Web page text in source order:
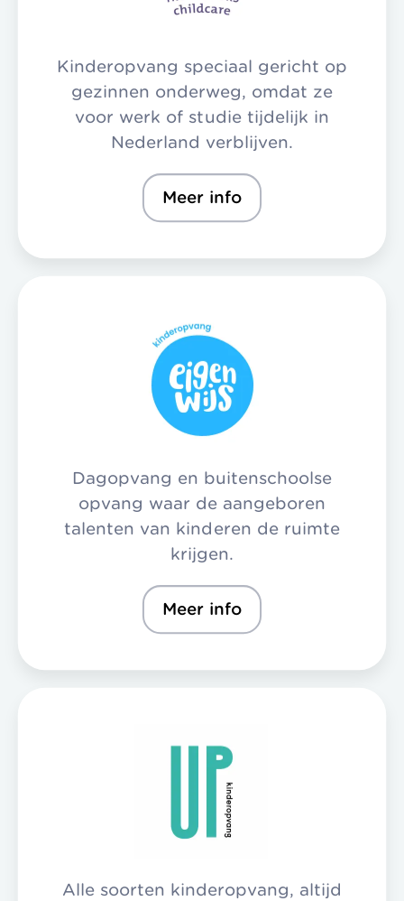
Kinderopvang speciaal gericht op
gezinnen onderweg, omdat ze
voor werk of studie tijdelijk in
Nederland verblijven.
Meer info
Dagopvang en buitenschoolse
opvang waar de aangeboren
talenten van kinderen de ruimte
krijgen.
Meer info
Alle soorten kinderopvang, altijd